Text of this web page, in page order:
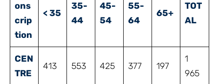
ons
crip
tion
< 35
35-
44
45-
54
55-
64
65+
TOT
AL
CEN
TRE
413 553 425 377 197
1
965